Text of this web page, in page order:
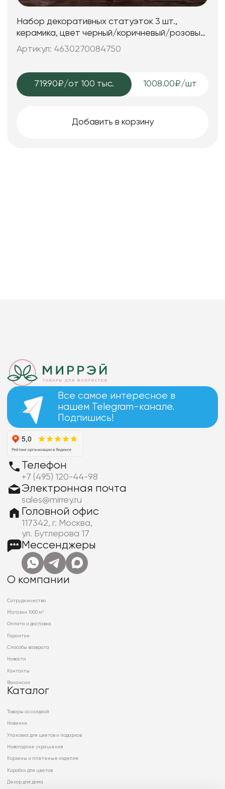
Набор декоративных статуэток 3 шт.,
керамика, цвет черный/коричневый/розовый,
25*7; 25*7; 15*6 см.
Артикул: 4630270084750
719.90₽/от 100 тыс. 1008.00₽/шт
Добавить в корзину
Все самое интересное в
нашем Telegram-канале.
Подпишись!
Телефон
+7 (495) 120-44-98
Электронная почта
sales@mirrey.ru
Головной офис
117342, г. Москва,
ул. Бутлерова 17
Мессенджеры
О компании
Сотрудничество
Магазин 1000 м²
Оплата и доставка
Гарантии
Способы возврата
Новости
Контакты
Вакансии
Каталог
Товары со скидкой
Новинки
Упаковка для цветов и подарков
Новогодние украшения
Корзины и плетеные изделия
Коробки для цветов
Декор для дома